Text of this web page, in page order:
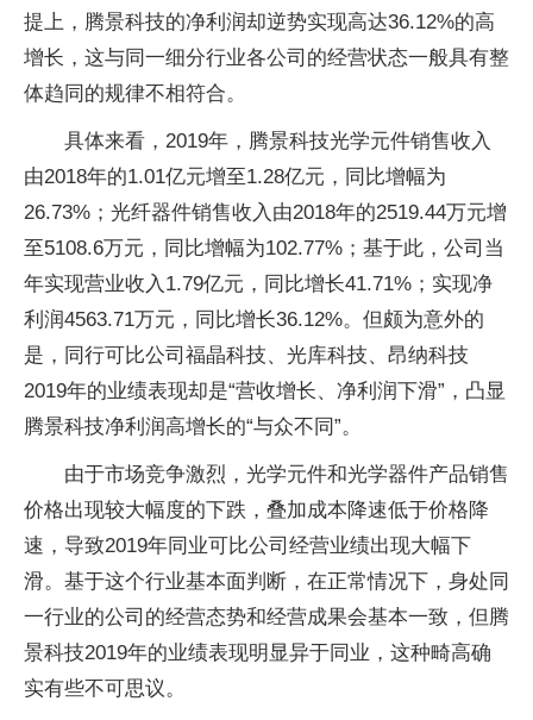
提上，腾景科技的净利润却逆势实现高达36.12%的高
增长，这与同一细分行业各公司的经营状态一般具有整
体趋同的规律不相符合。
具体来看，2019年，腾景科技光学元件销售收入
由2018年的1.01亿元增至1.28亿元，同比增幅为
26.73%；光纤器件销售收入由2018年的2519.44万元增
至5108.6万元，同比增幅为102.77%；基于此，公司当
年实现营业收入1.79亿元，同比增长41.71%；实现净
利润4563.71万元，同比增长36.12%。但颇为意外的
是，同行可比公司福晶科技、光库科技、昂纳科技
2019年的业绩表现却是“营收增长、净利润下滑”，凸显
腾景科技净利润高增长的“与众不同”。
由于市场竞争激烈，光学元件和光学器件产品销售
价格出现较大幅度的下跌，叠加成本降速低于价格降
速，导致2019年同业可比公司经营业绩出现大幅下
滑。基于这个行业基本面判断，在正常情况下，身处同
一行业的公司的经营态势和经营成果会基本一致，但腾
景科技2019年的业绩表现明显异于同业，这种畸高确
实有些不可思议。